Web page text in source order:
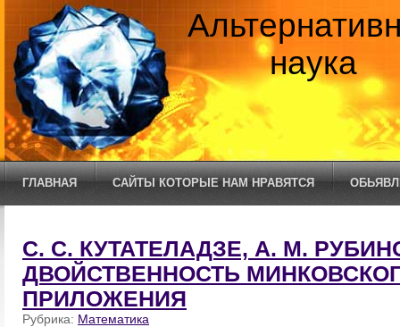
наука
ГЛАВНАЯ САЙТЫ КОТОРЫЕ НАМ НРАВЯТСЯ
С. С. КУТАТЕЛАДЗЕ, А. М.
ДВОЙСТВЕННОСТЬ
ПРИЛОЖЕНИЯ
Рубрика: Математика